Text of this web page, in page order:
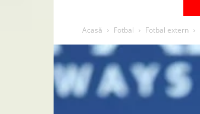
Acasă Fotbal Fotbal extern